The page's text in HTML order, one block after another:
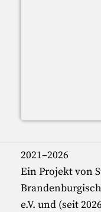
2021–2026
Ein Projekt von
e.V. und (seit